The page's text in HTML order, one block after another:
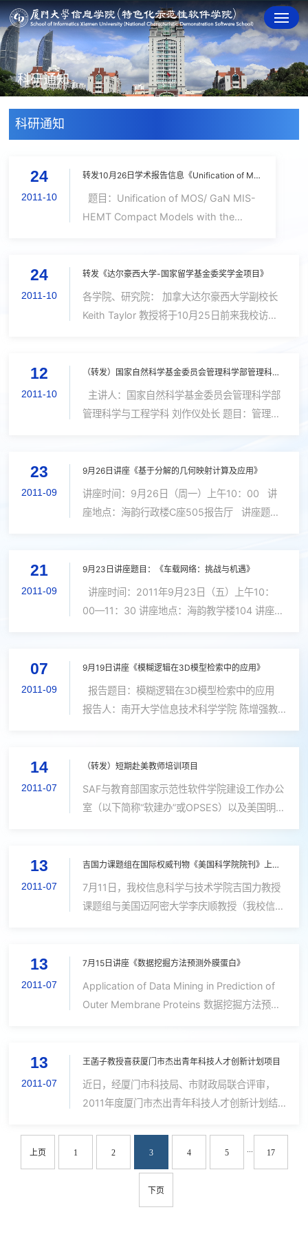
科研通知
科研通知
24
2011-10
转发10月26日学术报告信息《Unification of MOS/ GaN MIS-HEMT Compact Models with the Unified Regional Modeling Approach》
题目：Unification of MOS/ GaN MIS-
HEMT Compact Models with the
地点：亦玄馆302 Abstract This talk
presents the motivation and...
24
2011-10
转发《达尔豪西大学-国家留学基金委奖学金项目》
各学院、研究院： 加拿大达尔豪西大学副校长
Keith Taylor 教授将于10月25日前来我校访
此项目感兴趣的学生积极参加。 具体时间...
12
2011-10
（转发）国家自然科学基金委员会管理科学部管理科学与工程学科讲座
主讲人：国家自然科学基金委员会管理科学部
管理科学与工程学科 刘作仪处长 题目：管理科
23
2011-09
9月26日讲座《基于分解的几何映射计算及应用》
讲座时间：9月26日（周一）上午10：00 讲
座地点：海韵行政楼C座505报告厅 讲座题
题。低扭曲的映射可以用于几何模型之间的整...
21
2011-09
9月23日讲座题目：《车载网络：挑战与机遇》
讲座时间：2011年9月23日（五）上午10：
00—11：30 讲座地点：海韵教学楼104 讲座题
07
2011-09
9月19日讲座《模糊逻辑在3D模型检索中的应用》
报告题目：模糊逻辑在3D模型检索中的应用
报告人：南开大学信息技术科学学院 陈增强教
地点：厦门大学海韵校区行政楼C座505#报告
厅 报告摘要：随着计算机技术...
14
2011-07
（转发）短期赴美教师培训项目
SAF与教育部国家示范性软件学院建设工作办公
室（以下简称“软建办”或OPSES）以及美国明尼
目的是对美国高等教育进行系统性介绍，...
13
2011-07
吉国力课题组在国际权威刊物《美国科学院院刊》上发表论文
7月11日，我校信息科学与技术学院吉国力教授
课题组与美国迈阿密大学李庆顺教授（我校信息
2010年影响因子9.771）上发表题为“Ge...
13
2011-07
7月15日讲座《数据挖掘方法预测外膜蛋白》
Application of Data Mining in Prediction of
Outer Membrane Proteins 数据挖掘方法预测
Science,SimonFraserUniversity(Canada)
Professor Wang 是IEEE TKDE 杂志的...
13
2011-07
王菡子教授喜获厦门市杰出青年科技人才创新计划项目
近日，经厦门市科技局、市财政局联合评审，
2011年度厦门市杰出青年科技人才创新计划结
计方法的研究”获得杰出青年科技人才创...
上页 1 2 3 4 5 ... 17
下页